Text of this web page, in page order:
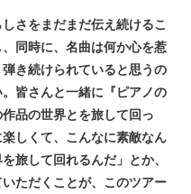
さをまだまだ伝え続けるこ
同時に、名曲は何か心を惹
き続けられていると思うの
皆さんと一緒に『ピアノの
品の世界とを旅して回っ
しくて、こんなに素敵なん
旅して回れるんだ」とか、
ただくことが、このツアー